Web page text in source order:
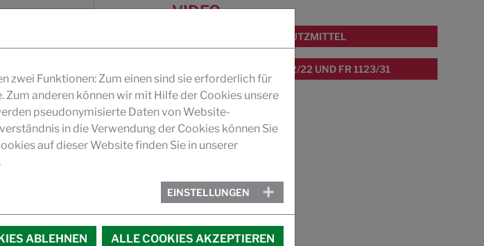
dazugehörige
VIDEO
FR 1123/31 FLAMMSCHUTZMITTEL
FR- VERGLEICH: FU 1202/22 UND FR 1123/31
zwei Funktionen: Zum einen sind sie erforderlich für
anderen können wir mit Hilfe der Cookies unsere
pseudonymisierte Daten von Website-
in die Verwendung der Cookies können Sie
auf dieser Website finden Sie in unserer
.
EINSTELLUNGEN
ABLEHNEN ALLE COOKIES AKZEPTIEREN